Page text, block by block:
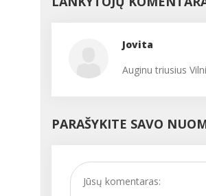
Jovita
Auginu triusius
PARAŠYKITE SAVO